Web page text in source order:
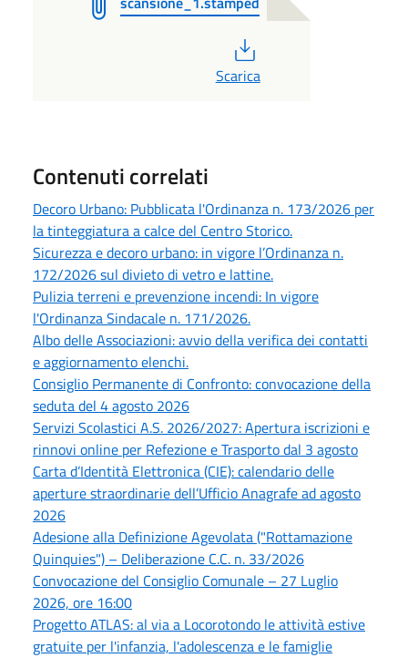
Scarica
Contenuti correlati
Decoro Urbano: Pubblicata l'Ordinanza n. 173/2026 per
la tinteggiatura a calce del Centro Storico.
Sicurezza e decoro urbano: in vigore l’Ordinanza n.
172/2026 sul divieto di vetro e lattine.
Pulizia terreni e prevenzione incendi: In vigore
l'Ordinanza Sindacale n. 171/2026.
Albo delle Associazioni: avvio della verifica dei contatti
e aggiornamento elenchi.
Consiglio Permanente di Confronto: convocazione della
seduta del 4 agosto 2026
Servizi Scolastici A.S. 2026/2027: Apertura iscrizioni e
rinnovi online per Refezione e Trasporto dal 3 agosto
Carta d’Identità Elettronica (CIE): calendario delle
aperture straordinarie dell’Ufficio Anagrafe ad agosto
2026
Adesione alla Definizione Agevolata ("Rottamazione
Quinquies") – Deliberazione C.C. n. 33/2026
Convocazione del Consiglio Comunale – 27 Luglio
2026, ore 16:00
Progetto ATLAS: al via a Locorotondo le attività estive
gratuite per l'infanzia, l'adolescenza e le famiglie